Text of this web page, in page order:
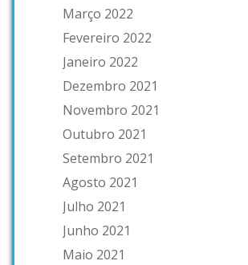
Março 2022
Fevereiro 2022
Janeiro 2022
Dezembro 2021
Novembro 2021
Outubro 2021
Setembro 2021
Agosto 2021
Julho 2021
Junho 2021
Maio 2021